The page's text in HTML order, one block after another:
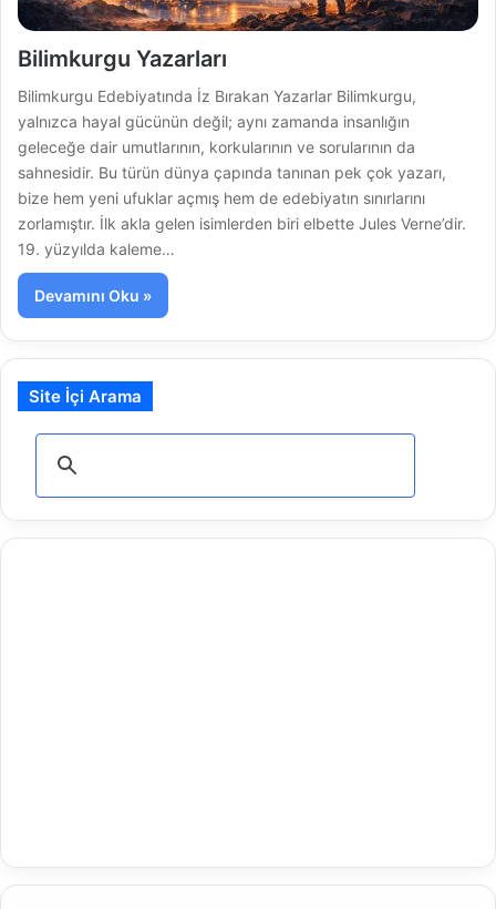
Bilimkurgu Yazarları
Bilimkurgu Edebiyatında İz Bırakan Yazarlar Bilimkurgu,
yalnızca hayal gücünün değil; aynı zamanda insanlığın
geleceğe dair umutlarının, korkularının ve sorularının da
sahnesidir. Bu türün dünya çapında tanınan pek çok yazarı,
bize hem yeni ufuklar açmış hem de edebiyatın sınırlarını
zorlamıştır. İlk akla gelen isimlerden biri elbette Jules Verne’dir.
19. yüzyılda kaleme…
Devamını Oku »
Site İçi Arama